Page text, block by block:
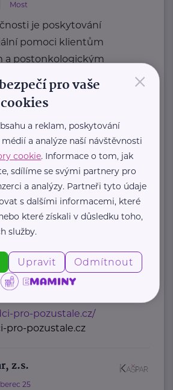
Most
je poskytování
pomoci klientům
a postonkologickým
pro pozůstalé, z. s.
je rozvoj a
o:
poradenství ...
pro-pozustale.cz/
pro-pozustale.cz
z.s.
25
×
pro vaše
a reklam, poskytování
a analýze naší návštěvnosti
cookie. Informace o tom, jak
sdílíme se svými partnery pro
a analýzy. Partneři tyto údaje
s dalšími informacemi, které
které získali v důsledku toho,
služby.
Upravit Odmítnout